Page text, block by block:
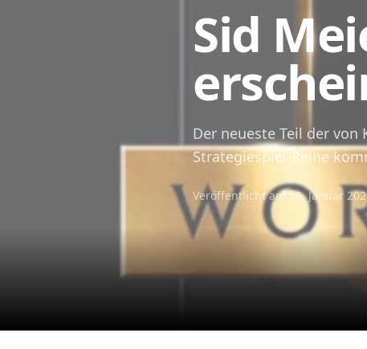
Sid
Der neueste Teil der
Strategiespiel-Reihe
Veröffentlicht am15. Januar